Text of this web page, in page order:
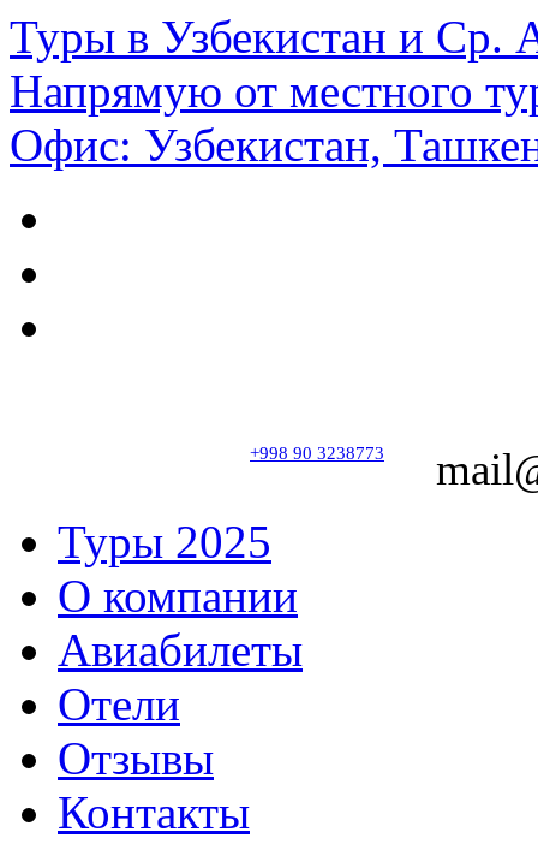
Туры в Узбекистан и Ср.
Напрямую от местного
Офис: Узбекистан,
+998 90 3238773
Туры 2025
О компании
Авиабилеты
Отели
Отзывы
Контакты